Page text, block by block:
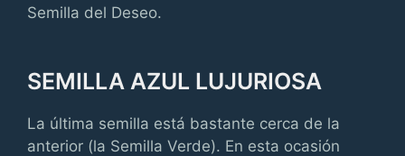
Semilla del Deseo.
SEMILLA AZUL LUJURIOSA
La última semilla está bastante cerca de la
anterior (la Semilla Verde). En esta ocasión